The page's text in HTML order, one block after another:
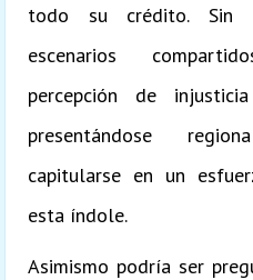
todo su crédito. Sin
escenarios
percepción de
presentándose
capitularse en un
esta índole.
Asimismo podría ser